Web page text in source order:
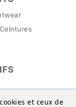
et ceux de